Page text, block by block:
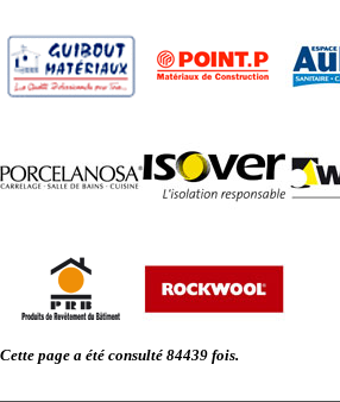
Cette page a été consulté 84439 fois.